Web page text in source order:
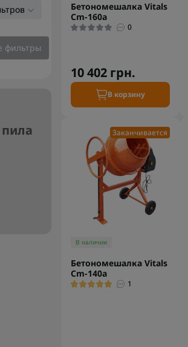
фильтры
Бетономешалка Vitals
Cm-160a
0
10 402 грн.
В корзину
Заканчивается
В наличии
Бетономешалка Vitals
Cm-140a
1